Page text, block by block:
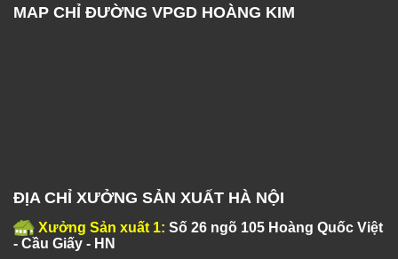
MAP CHỈ ĐƯỜNG VPGD HOÀNG KIM
ĐỊA CHỈ XƯỞNG SẢN XUẤT HÀ NỘI
Xưởng Sản xuất 1: Số 26 ngõ 105 Hoàng Quốc Việt
- Cầu Giấy - HN